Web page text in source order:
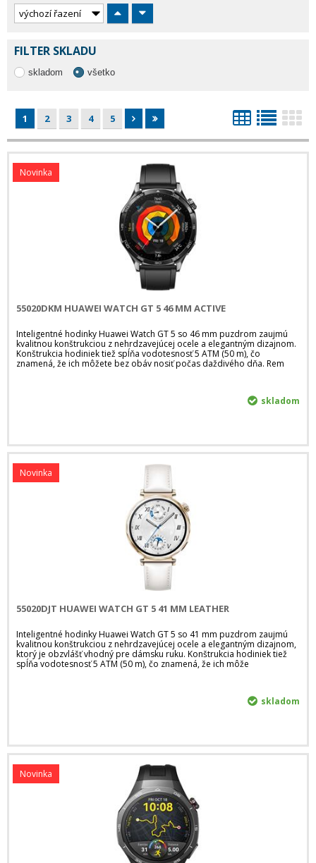
FILTER SKLADU
skladom všetko
1 2 3 4 5
55020DKM HUAWEI WATCH GT 5 46 MM ACTIVE
Inteligentné hodinky Huawei Watch GT 5 so 46 mm puzdrom zaujmú
kvalitnou konštrukciou z nehrdzavejúcej ocele a elegantným dizajnom.
Konštrukcia hodiniek tiež spĺňa vodotesnosť 5 ATM (50 m), čo
znamená, že ich môžete bez obáv nosiť počas daždivého dňa. Rem
Novinka
skladom
55020DJT HUAWEI WATCH GT 5 41 MM LEATHER
Inteligentné hodinky Huawei Watch GT 5 so 41 mm puzdrom zaujmú
kvalitnou konštrukciou z nehrdzavejúcej ocele a elegantným dizajnom,
ktorý je obzvlášť vhodný pre dámsku ruku. Konštrukcia hodiniek tiež
spĺňa vodotesnosť 5 ATM (50 m), čo znamená, že ich môže
Novinka
skladom
Novinka